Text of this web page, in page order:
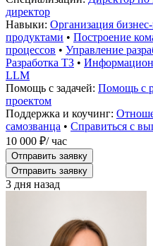
директор
Навыки: Организация
продуктами • Построение
процессов • Управление
Разработка ТЗ •
LLM
Помощь с задачей: Помощь с
проектом
Поддержка и коучинг:
самозванца • Справиться с
10 000 ₽/ час
Отправить заявку
Отправить заявку
3 дня назад